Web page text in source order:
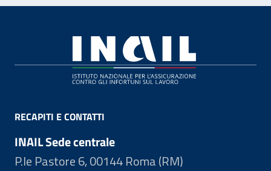
RECAPITI E CONTATTI
INAIL Sede centrale
P.le Pastore 6, 00144 Roma (RM)